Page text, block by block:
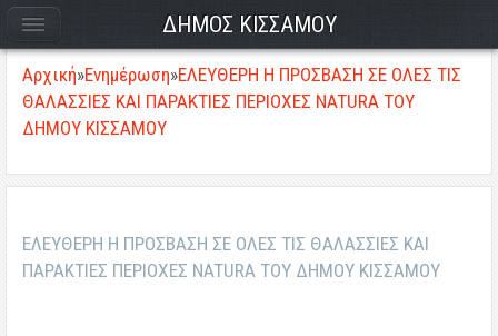
Αρχική»Ενημέρωση»ΕΛΕΥΘΕΡΗ Η ΠΡΟΣΒΑΣΗ ΣΕ ΟΛΕΣ ΤΙΣ
ΘΑΛΑΣΣΙΕΣ ΚΑΙ ΠΑΡΑΚΤΙΕΣ ΠΕΡΙΟΧΕΣ NATURA ΤΟΥ
ΔΗΜΟΥ ΚΙΣΣΑΜΟΥ
ΕΛΕΥΘΕΡΗ Η ΠΡΟΣΒΑΣΗ ΣΕ ΟΛΕΣ ΤΙΣ ΘΑΛΑΣΣΙΕΣ ΚΑΙ
ΠΑΡΑΚΤΙΕΣ ΠΕΡΙΟΧΕΣ NATURA ΤΟΥ ΔΗΜΟΥ ΚΙΣΣΑΜΟΥ
ΔΗΜΟΣ ΚΙΣΣΑΜΟΥ